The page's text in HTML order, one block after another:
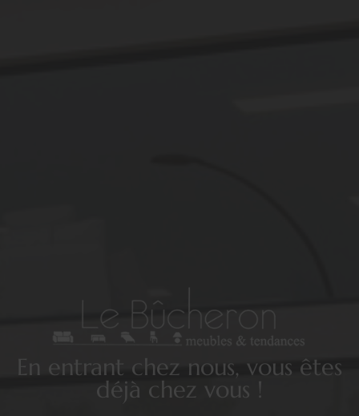
En entrant chez nous, vous êtes
déjà chez vous !